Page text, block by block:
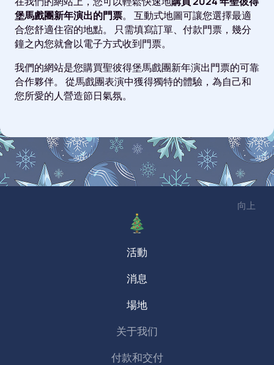
堡馬戲團新年演出的門票。 互動式地圖可讓您選擇最適
合您舒適住宿的地點。 只需填寫訂單、付款門票，幾分
鐘之內您就會以電子方式收到門票。
我們的網站是您購買聖彼得堡馬戲團新年演出門票的可靠
合作夥伴。 從馬戲團表演中獲得獨特的體驗，為自己和
您所愛的人營造節日氣氛。
向上
活動
消息
場地
关于我们
付款和交付